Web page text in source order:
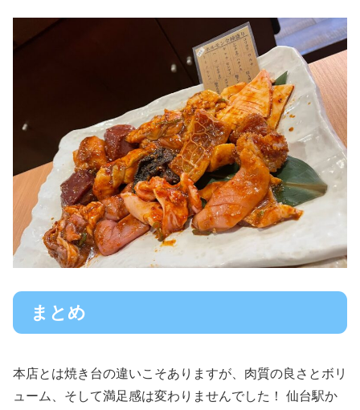
まとめ
本店とは焼き台の違いこそありますが、肉質の良さとボリ
ューム、そして満足感は変わりませんでした！ 仙台駅か